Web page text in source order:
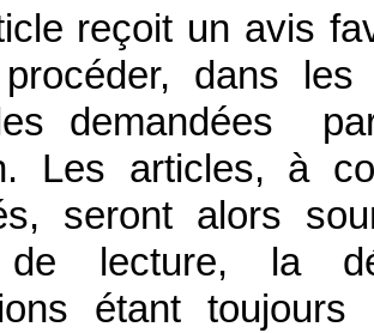
reçoit un avis
dans
demandées
Les articles, à
seront alors
de lecture, la
étant